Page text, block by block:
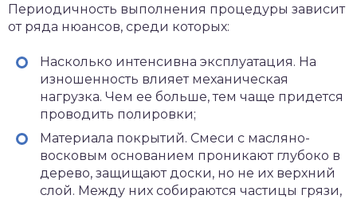
Периодичность выполнения процедуры зависит
от ряда нюансов, среди которых:
Насколько интенсивна эксплуатация. На
изношенность влияет механическая
нагрузка. Чем ее больше, тем чаще придется
проводить полировки;
Материала покрытий. Смеси с масляно-
восковым основанием проникают глубоко в
дерево, защищают доски, но не их верхний
слой. Между них собираются частицы грязи,